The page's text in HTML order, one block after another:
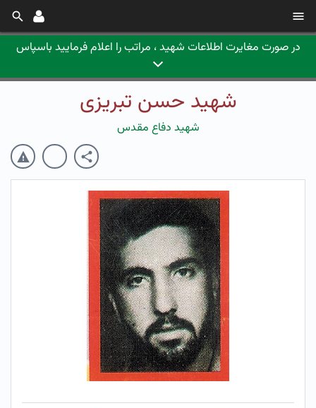
در صورت مغایرت اطلاعات شهید ، مراتب را اعلام فرمایید باسپاس
شهید حسن تبریزی
شهید دفاع مقدس